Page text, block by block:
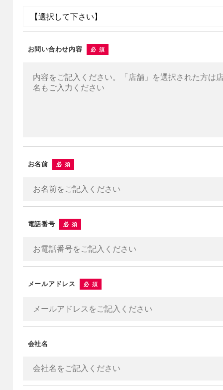
お問い合わせ内容 必須
お名前 必須
電話番号 必須
メールアドレス 必須
会社名